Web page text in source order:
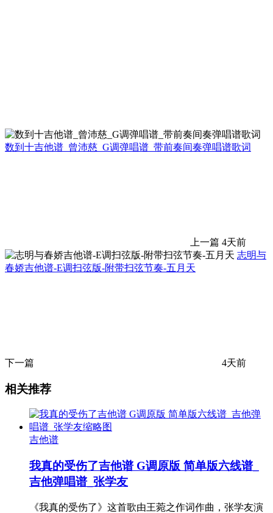
数到十吉他谱_曾沛慈_G调弹唱谱_带前奏间奏弹唱谱歌词
上一篇 4天前
志明与
春娇吉他谱-E调扫弦版-附带扫弦节奏-五月天
下一篇 4天前
相关推荐
吉他谱
我真的受伤了吉他谱 G调原版 简单版六线谱_
吉他弹唱谱_张学友
《我真的受伤了》这首歌由王菀之作词作曲，张学友演